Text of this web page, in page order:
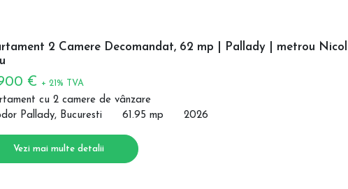
2 Camere Decomandat, 62 mp | Pallady | metrou
€ + 21% TVA
cu 2 camere de vânzare
Pallady, Bucuresti
61.95 mp 2026
Vezi mai multe detalii